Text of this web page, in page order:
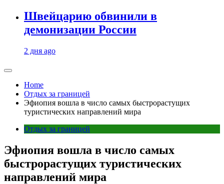
Швейцарию обвинили в
демонизации России
2 дня ago
Home
Отдых за границей
Эфиопия вошла в число самых быстрорастущих
туристических направлений мира
Отдых за границей
Эфиопия вошла в число самых
быстрорастущих туристических
направлений мира